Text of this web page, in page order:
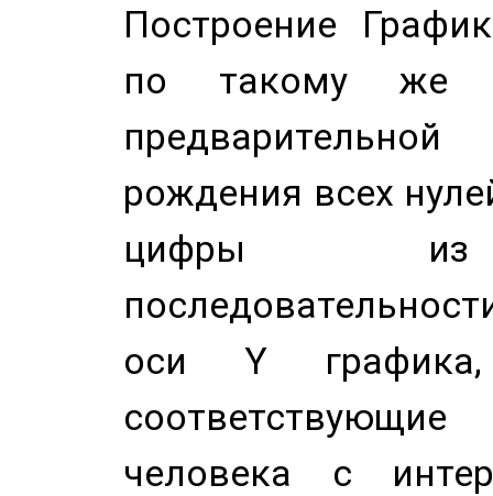
Построение
по такому же
рождения всех
цифры из
оси Y
человека с